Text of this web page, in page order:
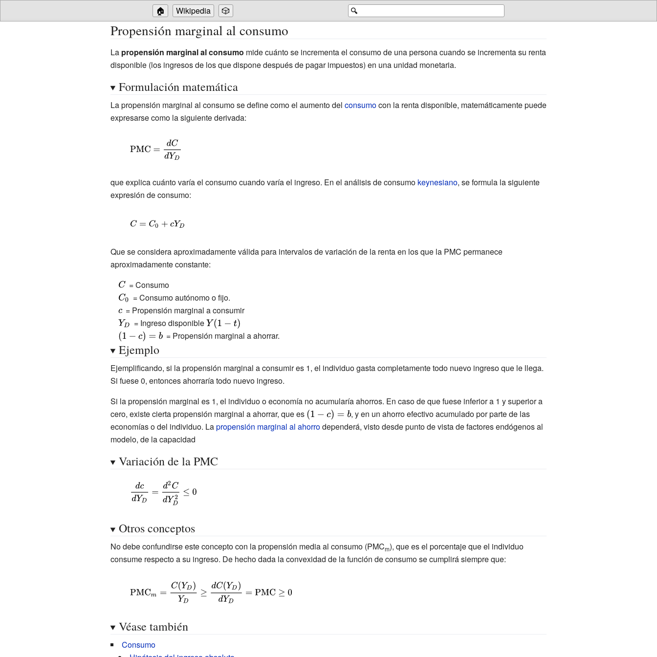
🔍
🏠 Wikipedia 🎲
Propensión marginal al consumo
La propensión marginal al consumo mide cuánto se incrementa el consumo de una persona cuando se incrementa su renta
disponible (los ingresos de los que dispone después de pagar impuestos) en una unidad monetaria.
Formulación matemática
La propensión marginal al consumo se define como el aumento del consumocon la renta disponible, matemáticamente puede
expresarse como la siguiente derivada:
{\displaystyle
{\mbox{PMC}}=
{dY_{D}}}}
que explica cuánto varía el consumo cuando varía el ingreso. En el análisis de consumo keynesiano, se formula la siguiente
expresión de consumo:
{\displaystyle
Que se considera aproximadamente válida para intervalos de variación de la renta en los que la PMC permanece
aproximadamente constante:
{\displaystyle
C\,}
= Consumo
{\displaystyle
C_{0}\,}
= Consumo autónomo o fijo.
{\displaystyle
c\,}
= Propensión marginal a consumir
{\displaystyle
Y_{D}\,}
= Ingreso disponible{\displaystyle
Y(1-t)}
{\displaystyle
(1-c)=b\,}
= Propensión marginal a ahorrar.
Ejemplo
Ejemplificando, si la propensión marginal a consumir es 1, el individuo gasta completamente todo nuevo ingreso que le llega.
Si fuese 0, entonces ahorraría todo nuevo ingreso.
Si la propensión marginal es 1, el individuo o economía no acumularía ahorros. En caso de que fuese inferior a 1 y superior a
cero, existe cierta propensión marginal a ahorrar, que es {\displaystyle
(1-c)=b}
, y en un ahorro efectivo acumulado por parte de las
economías o del individuo. Lapropensión marginal al ahorrodependerá, visto desde punto de vista de factores endógenos al
modelo, de la capacidad
Variación de la PMC
{\displaystyle {\frac
{dc}{dY_{D}}}=
{dY_{D}^{2}}}\leq
0}
Otros conceptos
No debe confundirse este concepto con la propensión media al consumo (PMCm), que es el porcentaje que el individuo
consume respecto a su ingreso. De hecho dada la convexidad de la función de consumo se cumplirá siempre que:
{\displaystyle
{\mbox{PMC}}_{m}=
{Y_{D}}}\geq {\frac
{dC(Y_{D})}
Véase también
Consumo